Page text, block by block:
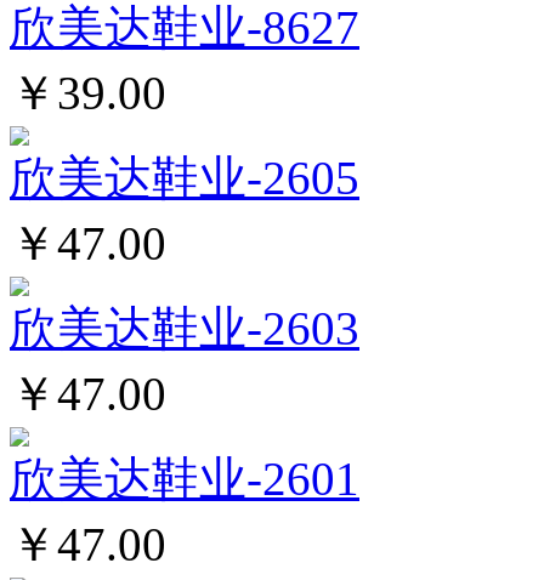
欣美达鞋业-8627
￥39.00
欣美达鞋业-2605
￥47.00
欣美达鞋业-2603
￥47.00
欣美达鞋业-2601
￥47.00